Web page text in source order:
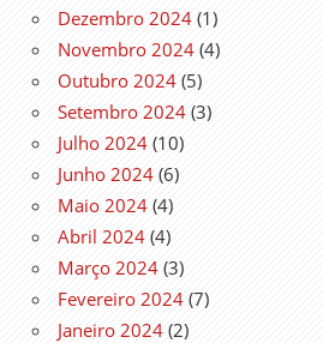
Dezembro 2024 (1)
Novembro 2024 (4)
Outubro 2024 (5)
Setembro 2024 (3)
Julho 2024 (10)
Junho 2024 (6)
Maio 2024 (4)
Abril 2024 (4)
Março 2024 (3)
Fevereiro 2024 (7)
Janeiro 2024 (2)